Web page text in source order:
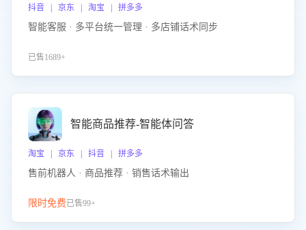
抖音 | 京东 | 淘宝 | 拼多多
智能客服 · 多平台统一管理 · 多店铺话术同步
已售1689+
智能商品推荐-智能体问答
淘宝 | 京东 | 抖音 | 拼多多
售前机器人 · 商品推荐 · 销售话术输出
限时免费已售99+